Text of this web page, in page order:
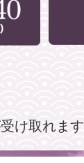
け取れます